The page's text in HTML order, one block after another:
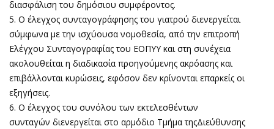
διασφάλιση του δημόσιου συμφέροντος.
5. Ο έλεγχος συνταγογράφησης του γιατρού διενεργείται
σύμφωνα με την ισχύουσα νομοθεσία, από την επιτροπή
Ελέγχου Συνταγογραφίας του ΕΟΠΥΥ και στη συνέχεια
ακολουθείται η διαδικασία προηγούμενης ακρόασης και
επιβάλλονται κυρώσεις, εφόσον δεν κρίνονται επαρκείς οι
εξηγήσεις.
6. Ο έλεγχος του συνόλου των εκτελεσθέντων
συνταγών διενεργείται στο αρμόδιο Τμήμα τηςΔιεύθυνσης